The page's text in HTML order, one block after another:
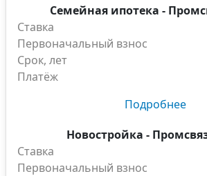
Семейная ипотека -
Ставка
Первоначальный взнос
Срок, лет
Платёж
Подробнее
Новостройка -
Ставка
Первоначальный взнос